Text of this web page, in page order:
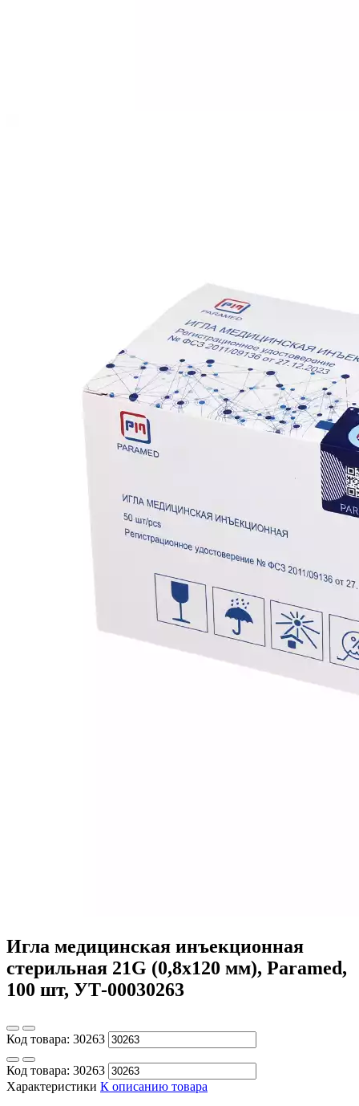
Игла медицинская инъекционная
стерильная 21G (0,8х120 мм), Paramed,
100 шт, УТ-00030263
Код товара: 30263
Код товара: 30263
Характеристики К описанию товара